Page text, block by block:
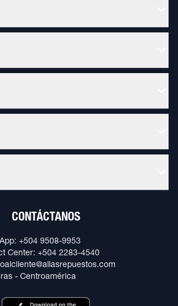
CONTÁCTANOS
+504 9508-9953
Center: +504 2283-4540
- Centroamérica